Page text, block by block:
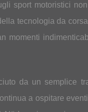
sport motoristici
tecnologia da
momenti
da un semplice
a ospitare